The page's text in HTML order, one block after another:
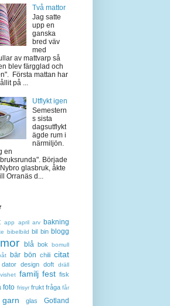
Två mattor
Jag satte
upp en
ganska
bred väv
med
av mattvarp så
blev färgglad och
Första mattan har
på ...
Utflykt igen
Semestern
s sista
dagsutflykt
ägde rum i
närmiljön.
en
Började
glasbruk, åkte
Orranäs d...
app april arv bakning
bibelbild bil bin blogg
blå bok bomull
bär bön chili citat
dator design doft dräll
familj fest fisk
foto frisyr frukt fråga får
garn glas
Gotland